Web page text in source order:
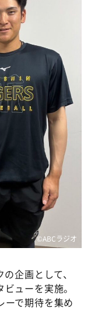
©️ABCラジオ
企画として、
ューを実施。
ーで期待を集め